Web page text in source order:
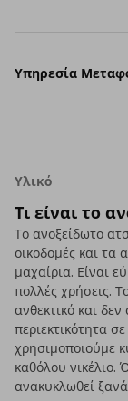
Υπηρεσία
Υλικό
Τι είναι το
Το ανοξείδωτο
οικοδομές και τα
μαχαίρια. Είναι
πολλές χρήσεις.
ανθεκτικό και
περιεκτικότητα
χρησιμοποιούμε
καθόλου
ανακυκλωθεί